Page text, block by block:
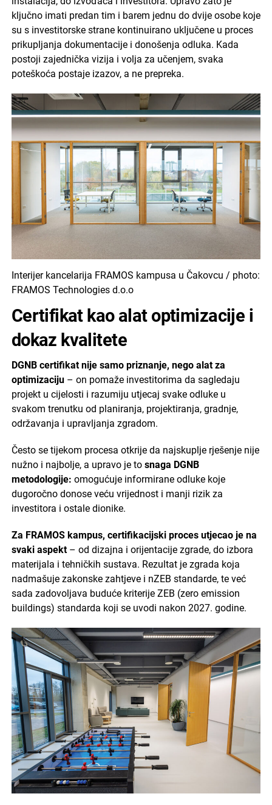
ključno imati predan tim i barem jednu do dvije osobe koje
su s investitorske strane kontinuirano uključene u proces
prikupljanja dokumentacije i donošenja odluka. Kada
postoji zajednička vizija i volja za učenjem, svaka
poteškoća postaje izazov, a ne prepreka.
Interijer kancelarija FRAMOS kampusa u Čakovcu / photo:
FRAMOS Technologies d.o.o
Certifikat kao alat optimizacije i
dokaz kvalitete
DGNB certifikat nije samo priznanje, nego alat za
optimizaciju– on pomaže investitorima da sagledaju
projekt u cijelosti i razumiju utjecaj svake odluke u
svakom trenutku od planiranja, projektiranja, gradnje,
održavanja i upravljanja zgradom.
Često se tijekom procesa otkrije da najskuplje rješenje nije
nužno i najbolje, a upravo je to snaga DGNB
metodologije: omogućuje informirane odluke koje
dugoročno donose veću vrijednost i manji rizik za
investitora i ostale dionike.
Za FRAMOS kampus, certifikacijski proces utjecao je na
svaki aspekt– od dizajna i orijentacije zgrade, do izbora
materijala i tehničkih sustava. Rezultat je zgrada koja
nadmašuje zakonske zahtjeve i nZEB standarde, te već
sada zadovoljava buduće kriterije ZEB (zero emission
buildings) standarda koji se uvodi nakon 2027. godine.